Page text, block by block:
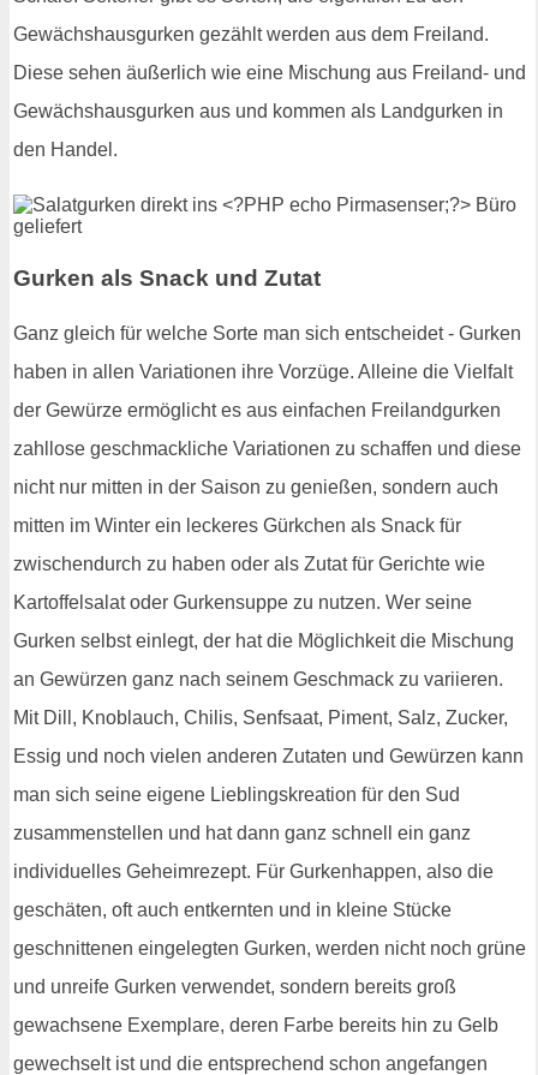
Gewächshausgurken gezählt werden aus dem Freiland.
Diese sehen äußerlich wie eine Mischung aus Freiland- und
Gewächshausgurken aus und kommen als Landgurken in
den Handel.
Gurken als Snack und Zutat
Ganz gleich für welche Sorte man sich entscheidet - Gurken
haben in allen Variationen ihre Vorzüge. Alleine die Vielfalt
der Gewürze ermöglicht es aus einfachen Freilandgurken
zahllose geschmackliche Variationen zu schaffen und diese
nicht nur mitten in der Saison zu genießen, sondern auch
mitten im Winter ein leckeres Gürkchen als Snack für
zwischendurch zu haben oder als Zutat für Gerichte wie
Kartoffelsalat oder Gurkensuppe zu nutzen. Wer seine
Gurken selbst einlegt, der hat die Möglichkeit die Mischung
an Gewürzen ganz nach seinem Geschmack zu variieren.
Mit Dill, Knoblauch, Chilis, Senfsaat, Piment, Salz, Zucker,
Essig und noch vielen anderen Zutaten und Gewürzen kann
man sich seine eigene Lieblingskreation für den Sud
zusammenstellen und hat dann ganz schnell ein ganz
individuelles Geheimrezept. Für Gurkenhappen, also die
geschäten, oft auch entkernten und in kleine Stücke
geschnittenen eingelegten Gurken, werden nicht noch grüne
und unreife Gurken verwendet, sondern bereits groß
gewachsene Exemplare, deren Farbe bereits hin zu Gelb
gewechselt ist und die entsprechend schon angefangen